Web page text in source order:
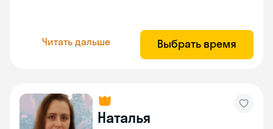
Читать дальше Выбрать время
Наталья